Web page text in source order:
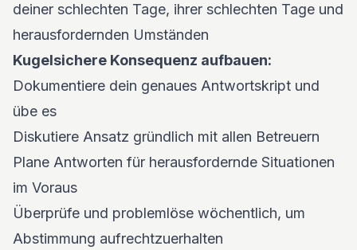
deiner schlechten Tage, ihrer schlechten Tage und
herausfordernden Umständen
Kugelsichere Konsequenz aufbauen:
Dokumentiere dein genaues Antwortskript und
übe es
Diskutiere Ansatz gründlich mit allen Betreuern
Plane Antworten für herausfordernde Situationen
im Voraus
Überprüfe und problemlöse wöchentlich, um
Abstimmung aufrechtzuerhalten